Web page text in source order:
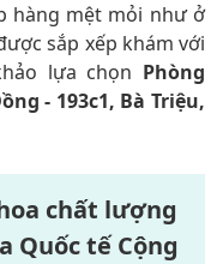
hàng mệt mỏi như ở
sắp xếp khám với
lựa chọn Phòng
- 193c1, Bà Triệu,
chất lượng
Quốc tế Cộng